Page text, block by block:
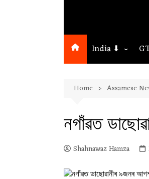
India ⬇
Guwahati
Home Assamese
নগাঁৱত
Shahnawaz Hamza